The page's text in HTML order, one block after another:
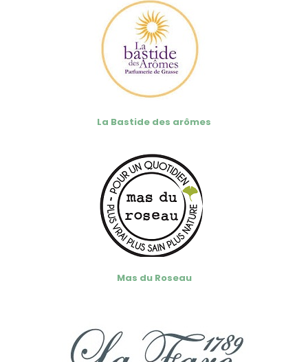
La Bastide des arômes
Mas du Roseau